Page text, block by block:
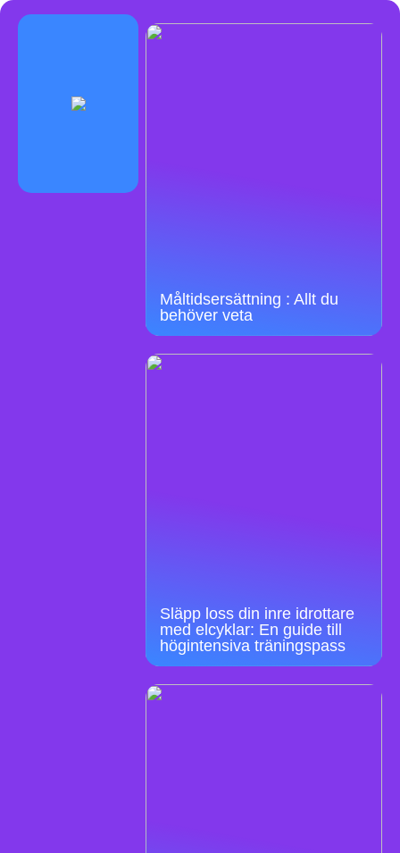
Måltidsersättning : Allt du
behöver veta
Släpp loss din inre idrottare
med elcyklar: En guide till
högintensiva träningspass